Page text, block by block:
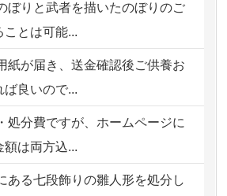
神奈川の方からお申込み
神奈川の方からお申込み
していたお人形をきちんと供養
頃から可愛がってきた七段飾り
の声を読み、丁寧に供養してい
らでもご依頼出来る点と申込ま
ぼりと武者を描いたのぼりのご
ことは可能...
紙が届き、送金確認後ご供養お
ば良いので...
処分費ですが、ホームページに
額は両方込...
ある七段飾りの雛人形を処分し